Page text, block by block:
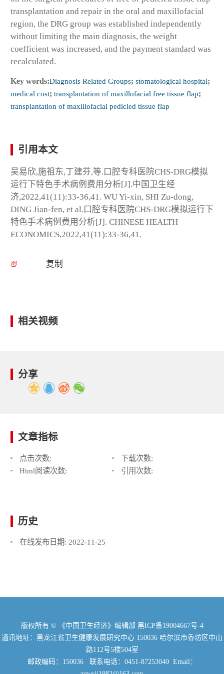
transplantation and repair in the oral and maxillofacial
region, the DRG group was established independently
without limiting the main diagnosis, the weight
coefficient was increased, and the payment standard was
recalculated.
Key words:Diagnosis Related Groups; stomatological hospital;
medical cost; transplantation of maxillofacial free tissue flap;
transplantation of maxillofacial pedicled tissue flap
引用本文
吴易欣,施祖东,丁建芬,等.口腔专科医院CHS-DRG模拟
运行下特色手术病例费用分析[J].中国卫生经
济,2022,41(11):33-36,41. WU Yi-xin, SHI Zu-dong,
DING Jian-fen, et al.口腔专科医院CHS-DRG模拟运行下
特色手术病例费用分析[J]. CHINESE HEALTH
ECONOMICS,2022,41(11):33-36,41.
复制
相关视频
分享
文章指标
点击次数:
下载次数:
Html阅读次数:
引用次数:
历史
在线发布日期: 2022-11-25
版权所有 © 《中国卫生经济》编辑部 黑ICP备19004667号-4
通讯地址：黑龙江省卫生健康发展研究中心 150036 哈尔滨市香坊区中山
路112号5楼504室
邮政编码：150036 联系电话：0451-87253040 Email：